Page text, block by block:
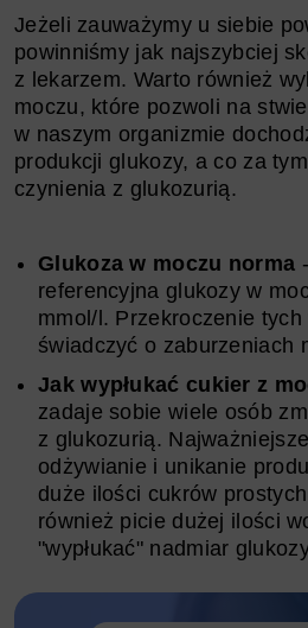
Jeżeli zauważymy u siebie
powinniśmy jak najszybciej
z lekarzem. Warto również
moczu, które pozwoli na
w naszym organizmie
produkcji glukozy, a co za
czynienia z glukozurią.
Glukoza w moczu norma
referencyjna glukozy w
mmol/l. Przekroczenie
świadczyć o zaburzeniach
Jak wypłukać cukier z
zadaje sobie wiele osób
z glukozurią.
odżywianie i unikanie
duże ilości cukrów
również picie dużej ilości
"wypłukać" nadmiar